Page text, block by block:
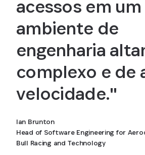
acessos em um
ambiente de
engenharia
complexo e de
velocidade."
Ian Brunton
Head of Software Engineering for
Bull Racing and Technology